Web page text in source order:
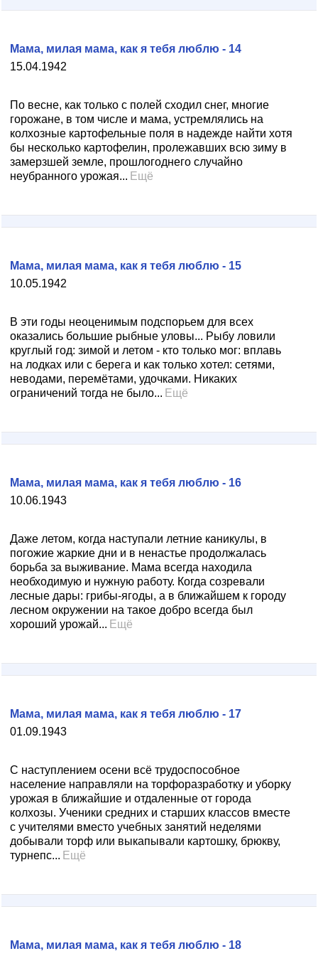
15.04.1942
Мама, милая мама, как я тебя люблю - 14
По весне, как только с полей сходил снег, многие
горожане, в том числе и мама, устремлялись на
колхозные картофельные поля в надежде найти хотя
бы несколько картофелин, пролежавших всю зиму в
замерзшей земле, прошлогоднего случайно
неубранного урожая... Ещё
10.05.1942
Мама, милая мама, как я тебя люблю - 15
В эти годы неоценимым подспорьем для всех
оказались большие рыбные уловы... Рыбу ловили
круглый год: зимой и летом - кто только мог: вплавь
на лодках или с берега и как только хотел: сетями,
неводами, перемётами, удочками. Никаких
ограничений тогда не было... Ещё
10.06.1943
Мама, милая мама, как я тебя люблю - 16
Даже летом, когда наступали летние каникулы, в
погожие жаркие дни и в ненастье продолжалась
борьба за выживание. Мама всегда находила
необходимую и нужную работу. Когда созревали
лесные дары: грибы-ягоды, а в ближайшем к городу
лесном окружении на такое добро всегда был
хороший урожай... Ещё
01.09.1943
Мама, милая мама, как я тебя люблю - 17
С наступлением осени всё трудоспособное
население направляли на торфоразработку и уборку
урожая в ближайшие и отдаленные от города
колхозы. Ученики средних и старших классов вместе
с учителями вместо учебных занятий неделями
добывали торф или выкапывали картошку, брюкву,
турнепс... Ещё
Мама, милая мама, как я тебя люблю - 18